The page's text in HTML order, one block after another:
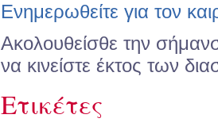
Ενημερωθείτε για τον
Ακολουθείσθε την
να κινείστε έκτος των
Ετικέτες